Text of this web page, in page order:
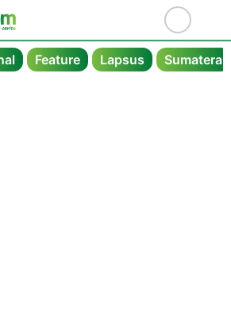
Feature Lapsus Sumatera